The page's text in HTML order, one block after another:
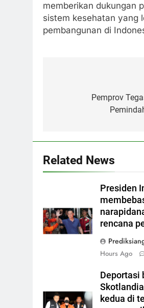
memberikan dukungan
sistem kesehatan yang
pembangunan di
navigation
Pemprov
Related News
Presiden
rencana
Hours Ago
Deportasi
kedua di